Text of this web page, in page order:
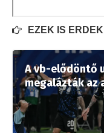
EZEK IS
A vb-elődöntő
megalázták az